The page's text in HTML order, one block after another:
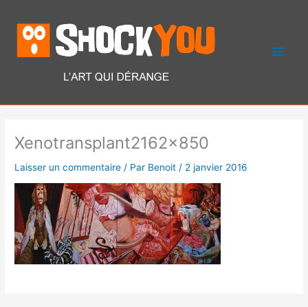
contenu
Xenotransplant2162x850
Laisser un commentaire / Par Benoit / 2 janvier 2016